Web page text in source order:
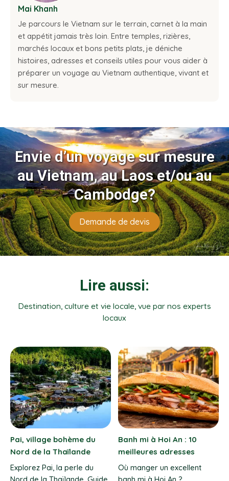
Mai Khanh
Je parcours le Vietnam sur le terrain, carnet à la main
et appétit jamais très loin. Entre temples, rizières,
marchés locaux et bons petits plats, je déniche
histoires, adresses et conseils utiles pour vous aider à
préparer un voyage au Vietnam authentique, vivant et
sur mesure.
Envie d’un voyage sur mesure
au Vietnam, au Laos et/ou au
Cambodge?
Demande de devis
Lire aussi:
Destination, culture et vie locale, vue par nos experts
locaux
Trekking dans le
Ratanakiri au Nord-Est du
Cambodge
Météo Phu Quoc : quand
partir et meilleure période
Quand partir à Phu Quoc ?
Découvrez la météo mois